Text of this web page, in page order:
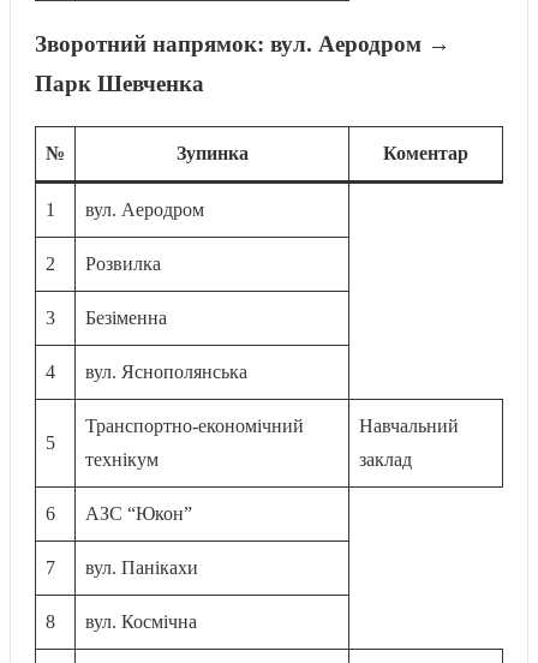
Зворотний напрямок: вул. Аеродром →
Парк Шевченка
№ Зупинка Коментар
1 вул. Аеродром
2 Розвилка
3 Безіменна
4 вул. Яснополянська
5
Транспортно-економічний
технікум
Навчальний
заклад
6 АЗС “Юкон”
7 вул. Панікахи
8 вул. Космічна